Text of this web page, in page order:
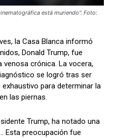
está muriendo". Foto:
la Casa Blanca informó
Donald Trump, fue
crónica. La vocera,
se logró tras ser
para determinar la
las piernas.
Trump, ha notado una
Esta preocupación fue